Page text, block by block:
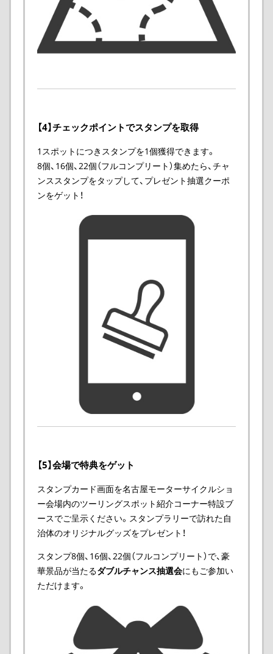
【4】チェックポイントでスタンプを取得
1スポットにつきスタンプを1個獲得できます。
8個、16個、22個（フルコンプリート）集めたら、チャ
ンススタンプをタップして、プレゼント抽選クーポ
ンをゲット！
【5】会場で特典をゲット
スタンプカード画面を名古屋モーターサイクルショ
ー会場内のツーリングスポット紹介コーナー特設ブ
ースでご呈示ください。スタンプラリーで訪れた自
治体のオリジナルグッズをプレゼント！
スタンプ8個、16個、22個（フルコンプリート）で、豪
華景品が当たるダブルチャンス抽選会にもご参加い
ただけます。